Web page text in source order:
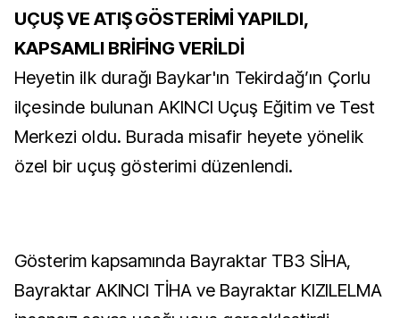
UÇUŞ VE ATIŞ GÖSTERİMİ YAPILDI,
KAPSAMLI BRİFİNG VERİLDİ
Heyetin ilk durağı Baykar'ın Tekirdağ’ın Çorlu
ilçesinde bulunan AKINCI Uçuş Eğitim ve Test
Merkezi oldu. Burada misafir heyete yönelik
özel bir uçuş gösterimi düzenlendi.
Gösterim kapsamında Bayraktar TB3 SİHA,
Bayraktar AKINCI TİHA ve Bayraktar KIZILELMA